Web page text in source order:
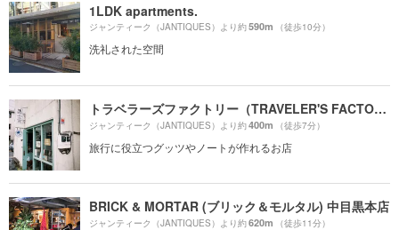
1LDK apartments.
ジャンティーク（JANTIQUES）より約590m （徒歩10分）
洗礼された空間
トラベラーズファクトリー（TRAVELER'S FACTORY）
ジャンティーク（JANTIQUES）より約400m （徒歩7分）
旅行に役立つグッツやノートが作れるお店
BRICK & MORTAR (ブリック＆モルタル) 中目黒本店
ジャンティーク（JANTIQUES）より約620m （徒歩11分）